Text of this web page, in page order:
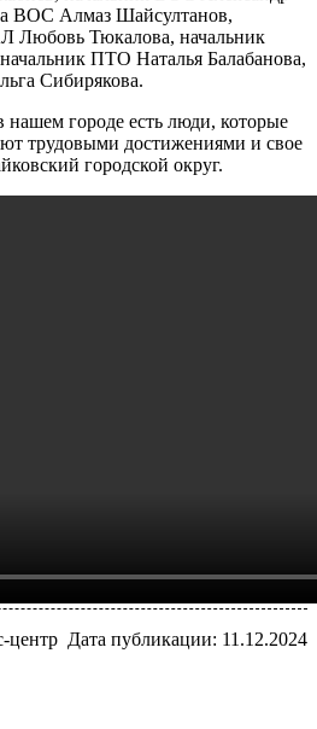
ВОС Алмаз Шайсултанов,
Любовь Тюкалова, начальник
ПТО Наталья Балабанова,
Сибирякова.
нашем городе есть люди, которые
трудовыми достижениями и свое
городской округ.
центр Дата публикации: 11.12.2024